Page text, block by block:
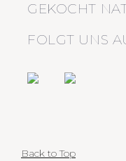
GEKOCHT
FOLGT UNS
Back to Top